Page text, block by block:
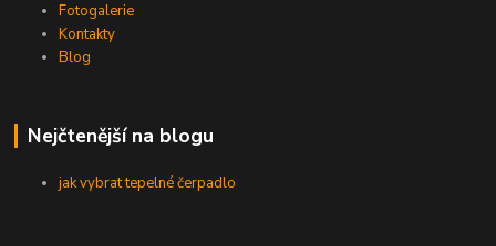
Fotogalerie
Kontakty
Blog
Nejčtenější na blogu
jak vybrat tepelné čerpadlo